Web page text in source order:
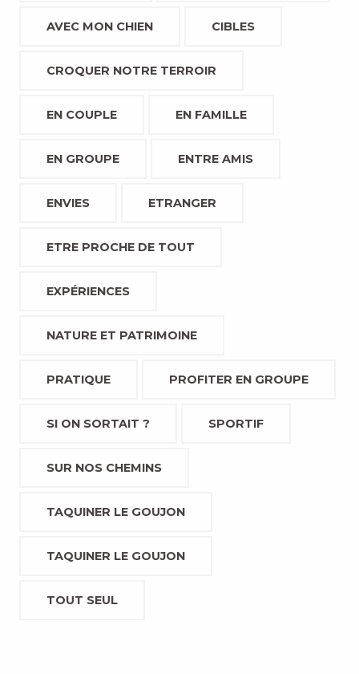
AVEC MON CHIEN CIBLES
CROQUER NOTRE TERROIR
EN COUPLE EN FAMILLE
EN GROUPE ENTRE AMIS
ENVIES ETRANGER
ETRE PROCHE DE TOUT
EXPÉRIENCES
NATURE ET PATRIMOINE
PRATIQUE PROFITER EN GROUPE
SI ON SORTAIT ? SPORTIF
SUR NOS CHEMINS
TAQUINER LE GOUJON
TAQUINER LE GOUJON
TOUT SEUL